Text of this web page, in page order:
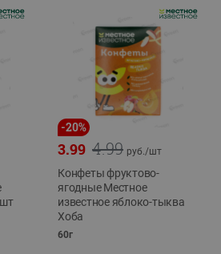
-20%
4.99
3.99 руб./шт
Конфеты фруктово-
ягодные Местное
известное яблоко-тыква
Хоба
60г